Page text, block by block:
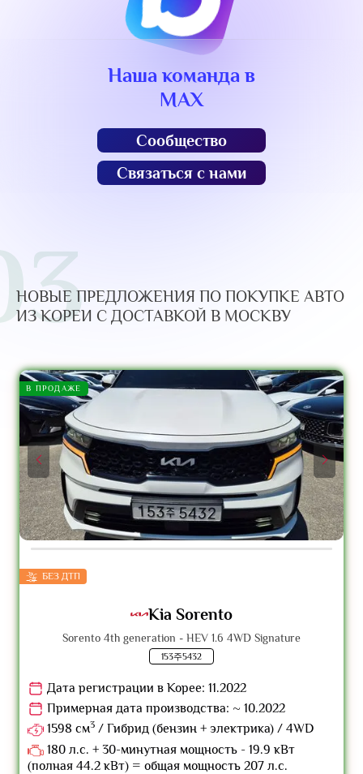
Наша команда в
MAX
Сообщество
Связаться с нами
НОВЫЕ ПРЕДЛОЖЕНИЯ ПО ПОКУПКЕ АВТО
ИЗ КОРЕИ С ДОСТАВКОЙ В МОСКВУ
В ПРОДАЖЕ
БЕЗ ДТП
Kia Sorento
Sorento 4th generation - HEV 1.6 4WD Signature
153주5432
Дата регистрации в Корее: 11.2022
Примерная дата производства: ~ 10.2022
1598 см3 / Гибрид (бензин + электрика) / 4WD
180 л.с. + 30-минутная мощность - 19.9 кВт
(полная 44.2 кВт) = общая мощность 207 л.с.